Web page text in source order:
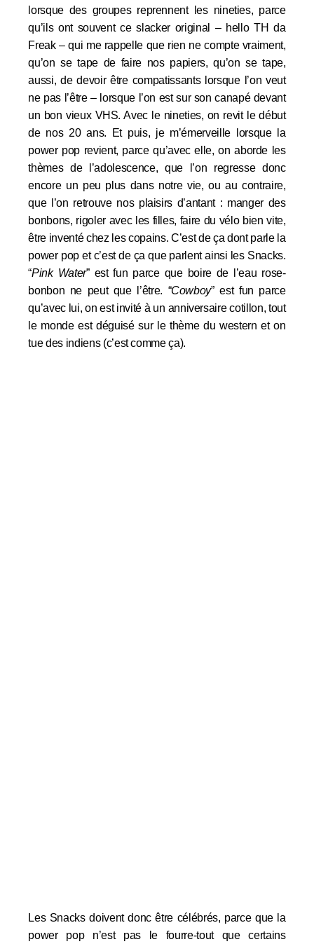
lorsque des groupes reprennent les nineties, parce
qu’ils ont souvent ce slacker original – hello TH da
Freak – qui me rappelle que rien ne compte vraiment,
qu’on se tape de faire nos papiers, qu’on se tape,
aussi, de devoir être compatissants lorsque l’on veut
ne pas l’être – lorsque l’on est sur son canapé devant
un bon vieux VHS. Avec le nineties, on revit le début
de nos 20 ans. Et puis, je m’émerveille lorsque la
power pop revient, parce qu’avec elle, on aborde les
thèmes de l’adolescence, que l’on regresse donc
encore un peu plus dans notre vie, ou au contraire,
que l’on retrouve nos plaisirs d’antant : manger des
bonbons, rigoler avec les filles, faire du vélo bien vite,
être inventé chez les copains. C’est de ça dont parle la
power pop et c’est de ça que parlent ainsi les Snacks.
“Pink Water” est fun parce que boire de l’eau rose-
bonbon ne peut que l’être. “Cowboy” est fun parce
qu’avec lui, on est invité à un anniversaire cotillon, tout
le monde est déguisé sur le thème du western et on
tue des indiens (c’est comme ça).
Les Snacks doivent donc être célébrés, parce que la
power pop n’est pas le fourre-tout que certains